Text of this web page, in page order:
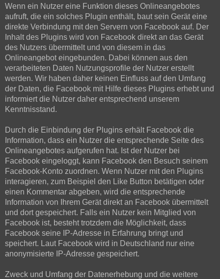
Wenn ein Nutzer eine Funktion dieses Onlineangebotes
aufruft, die ein solches Plugin enthält, baut sein Gerät eine
direkte Verbindung mit den Servern von Facebook auf. Der
Inhalt des Plugins wird von Facebook direkt an das Gerät
des Nutzers übermittelt und von diesem in das
Onlineangebot eingebunden. Dabei können aus den
verarbeiteten Daten Nutzungsprofile der Nutzer erstellt
werden. Wir haben daher keinen Einfluss auf den Umfang
der Daten, die Facebook mit Hilfe dieses Plugins erhebt und
informiert die Nutzer daher entsprechend unserem
Kenntnisstand.
Durch die Einbindung der Plugins erhält Facebook die
Information, dass ein Nutzer die entsprechende Seite des
Onlineangebotes aufgerufen hat. Ist der Nutzer bei
Facebook eingeloggt, kann Facebook den Besuch seinem
Facebook-Konto zuordnen. Wenn Nutzer mit den Plugins
interagieren, zum Beispiel den Like Button betätigen oder
einen Kommentar abgeben, wird die entsprechende
Information von Ihrem Gerät direkt an Facebook übermittelt
und dort gespeichert. Falls ein Nutzer kein Mitglied von
Facebook ist, besteht trotzdem die Möglichkeit, dass
Facebook seine IP-Adresse in Erfahrung bringt und
speichert. Laut Facebook wird in Deutschland nur eine
anonymisierte IP-Adresse gespeichert.
Zweck und Umfang der Datenerhebung und die weitere